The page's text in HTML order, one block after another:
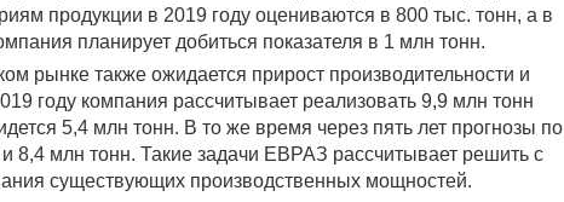
продукции в 2019 году оцениваются в 800 тыс. тонн, а в
планирует добиться показателя в 1 млн тонн.
рынке также ожидается прирост производительности и
году компания рассчитывает реализовать 9,9 млн тонн
5,4 млн тонн. В то же время через пять лет прогнозы по
8,4 млн тонн. Такие задачи ЕВРАЗ рассчитывает решить с
существующих производственных мощностей.